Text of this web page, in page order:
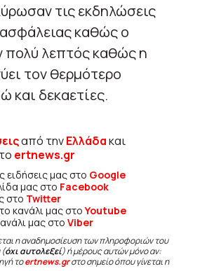
τις εκδηλώσεις
καθώς ο
πολύ λεπτός καθώς η
τον θερμότερο
και δεκαετίες.
από τηνΕλλάδακαι
ertnews.gr
ειδήσεις μας στο Google
μας στο Facebook
στο Twitter
κανάλι μας στοYoutube
μας στο Viber
η αναδημοσίευση των πληροφοριών του
(όχι αυτολεξεί) ή μέρους αυτών μόνο αν:
τοertnews.grστο σημείο όπου γίνεται η